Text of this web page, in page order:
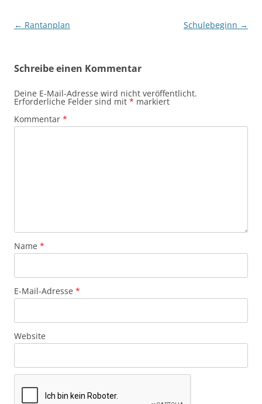
Beitragsnavigation
← Rantanplan Schulebeginn →
Schreibe einen Kommentar
Deine E-Mail-Adresse wird nicht veröffentlicht.
Erforderliche Felder sind mit * markiert
Kommentar *
Name *
E-Mail-Adresse *
Website